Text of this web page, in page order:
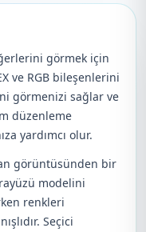
görmek için
ve RGB bileşenlerini
görmenizi sağlar ve
düzenleme
yardımcı olur.
görüntüsünden bir
modelini
renkleri
Seçici